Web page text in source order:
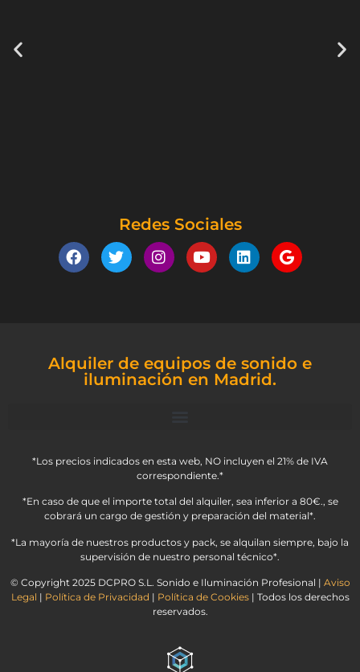
Redes Sociales
Alquiler de equipos de sonido e
iluminación en Madrid.
*Los precios indicados en esta web, NO incluyen el 21% de IVA
correspondiente.*
*En caso de que el importe total del alquiler, sea inferior a 80€., se
cobrará un cargo de gestión y preparación del material*.
*La mayoría de nuestros productos y pack, se alquilan siempre, bajo la
supervisión de nuestro personal técnico*.
© Copyright 2025 DCPRO S.L. Sonido e Iluminación Profesional | Aviso
Legal | Política de Privacidad | Política de Cookies| Todos los derechos
reservados.